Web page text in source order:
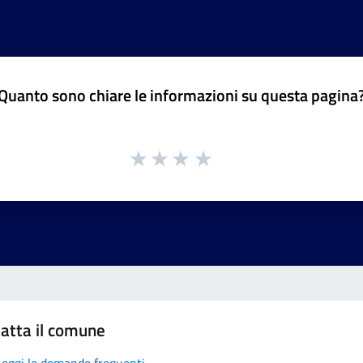
sono chiare le informazioni su questa
il comune